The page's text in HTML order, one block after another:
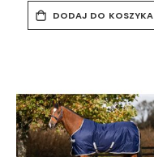
DODAJ DO KOSZYKA